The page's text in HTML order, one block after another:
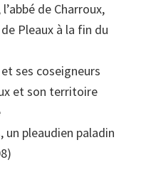
de Charroux,
Pleaux à la fin du
ses coseigneurs
et son territoire
un pleaudien paladin